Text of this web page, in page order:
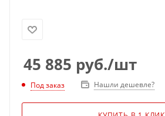
45 885 руб./шт
Под заказ Нашли дешевле?